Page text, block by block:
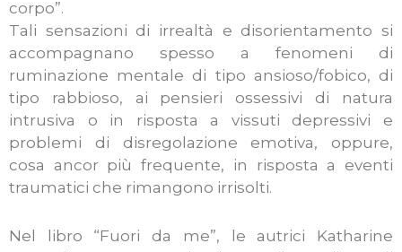
corpo”.
Tali sensazioni di irrealtà e disorientamento si
accompagnano spesso a fenomeni di
ruminazione mentale di tipo ansioso/fobico, di
tipo rabbioso, ai pensieri ossessivi di natura
intrusiva o in risposta a vissuti depressivi e
problemi di disregolazione emotiva, oppure,
cosa ancor più frequente, in risposta a eventi
traumatici che rimangono irrisolti.
Nel libro “Fuori da me”, le autrici Katharine